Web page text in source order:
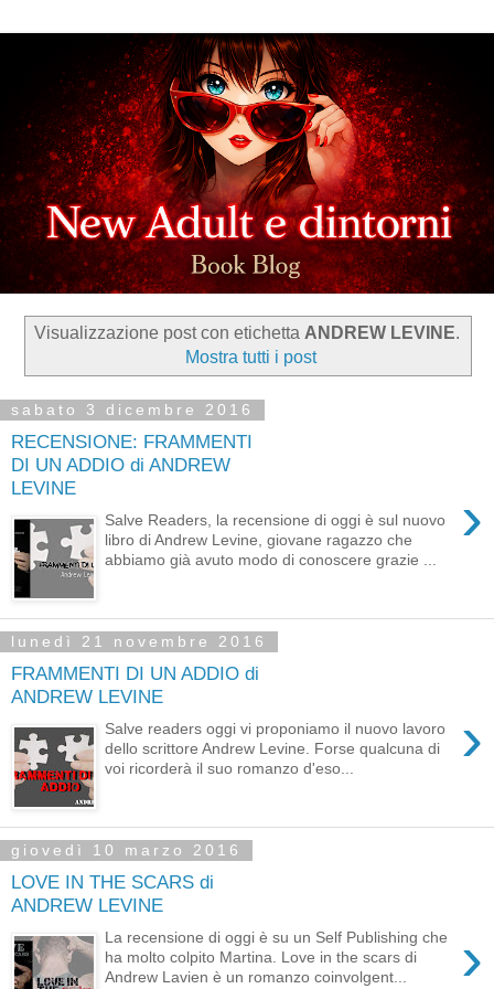
Visualizzazione post con etichetta ANDREW LEVINE.
Mostra tutti i post
sabato 3 dicembre 2016
RECENSIONE: FRAMMENTI
DI UN ADDIO di ANDREW
LEVINE
›
Salve Readers, la recensione di oggi è sul nuovo
libro di Andrew Levine, giovane ragazzo che
abbiamo già avuto modo di conoscere grazie ...
lunedì 21 novembre 2016
FRAMMENTI DI UN ADDIO di
ANDREW LEVINE
›
Salve readers oggi vi proponiamo il nuovo lavoro
dello scrittore Andrew Levine. Forse qualcuna di
voi ricorderà il suo romanzo d'eso...
giovedì 10 marzo 2016
LOVE IN THE SCARS di
ANDREW LEVINE
›
La recensione di oggi è su un Self Publishing che
ha molto colpito Martina. Love in the scars di
Andrew Lavien è un romanzo coinvolgent...